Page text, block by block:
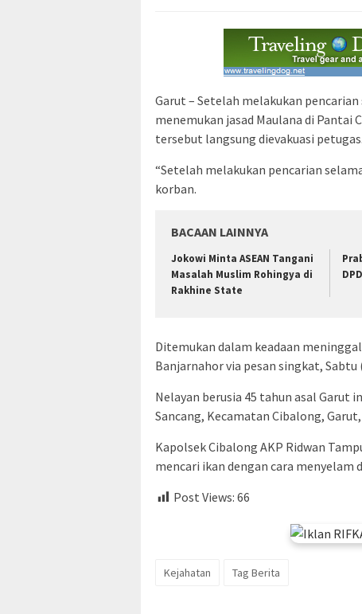
Garut – Setelah melakukan
menemukan jasad Maulana di Pantai
tersebut langsung dievakuasi petugas.
“Setelah melakukan pencarian
korban.
BACAAN LAINNYA
Jokowi Minta ASEAN Tangani
Masalah Muslim Rohingya di
Rakhine State
Ditemukan dalam keadaan
Banjarnahor via pesan singkat, Sabtu
Nelayan berusia 45 tahun asal Garut
Sancang, Kecamatan Cibalong,
Kapolsek Cibalong AKP Ridwan
mencari ikan dengan cara menyelam
Post Views: 66
Kejahatan Tag Berita